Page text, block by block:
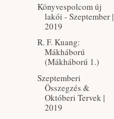
Könyvespolcom új
lakói - Szeptember |
2019
R. F. Kuang:
Mákháború
(Mákháború 1.)
Szeptemberi
Összegzés &
Októberi Tervek |
2019